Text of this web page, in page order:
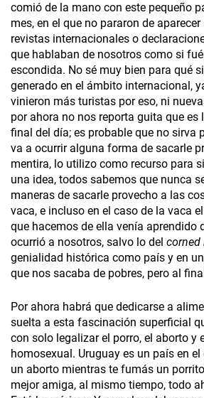
comió de la mano con este pequeño
mes, en el que no pararon de
revistas internacionales o
que hablaban de nosotros como si
escondida. No sé muy bien para qué
generado en el ámbito internacional,
vinieron más turistas por eso, ni
por ahora no nos reporta guita que es
final del día; es probable que no sirva
va a ocurrir alguna forma de sacarle
mentira, lo utilizo como recurso para
una idea, todos sabemos que nunca
maneras de sacarle provecho a las
vaca, e incluso en el caso de la vaca
que hacemos de ella venía aprendido
ocurrió a nosotros, salvo lo del corned
genialidad histórica como país y en
que nos sacaba de pobres, pero al
Por ahora habrá que dedicarse a
suelta a esta fascinación superficial
con solo legalizar el porro, el aborto y
homosexual. Uruguay es un país en
un aborto mientras te fumás un
mejor amiga, al mismo tiempo, todo